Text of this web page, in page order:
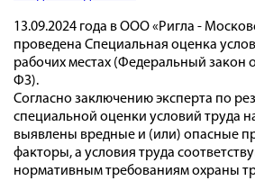
13.09.2024 года в ООО «Ригла -
проведена Специальная оценка
рабочих местах (Федеральный закон
ФЗ).
Согласно заключению эксперта по
специальной оценки условий труда
выявлены вредные и (или) опасные
факторы, а условия труда
нормативным требованиям охраны